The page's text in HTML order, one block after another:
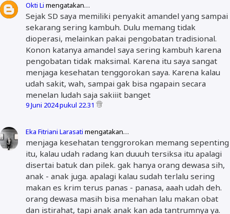
Okti Li mengatakan…
Sejak SD saya memiliki penyakit amandel yang sampai
sekarang sering kambuh. Dulu memang tidak
dioperasi, melainkan pakai pengobatan tradisional.
Konon katanya amandel saya sering kambuh karena
pengobatan tidak maksimal. Karena itu saya sangat
menjaga kesehatan tenggorokan saya. Karena kalau
udah sakit, wah, sampai gak bisa ngapain secara
menelan ludah saja sakiiit banget
9 Juni 2024 pukul 22.31
Eka Fitriani Larasati mengatakan…
menjaga kesehatan tenggrorokan memang sepenting
itu, kalau udah radang kan duuuh tersiksa itu apalagi
disertai batuk dan pilek. gak hanya orang dewasa sih,
anak - anak juga. apalagi kalau sudah terlalu sering
makan es krim terus panas - panasa, aaah udah deh.
orang dewasa masih bisa menahan lalu makan obat
dan istirahat, tapi anak anak kan ada tantrumnya ya.